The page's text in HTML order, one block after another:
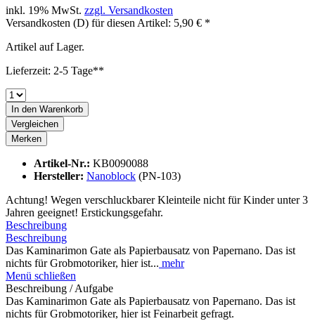
inkl. 19% MwSt. zzgl. Versandkosten
Versandkosten (D) für diesen Artikel: 5,90 € *
Artikel auf Lager.
Lieferzeit: 2-5 Tage**
In den Warenkorb
Vergleichen
Merken
Artikel-Nr.: KB0090088
Hersteller: Nanoblock (PN-103)
Achtung! Wegen verschluckbarer Kleinteile nicht für Kinder unter 3
Jahren geeignet! Erstickungsgefahr.
Beschreibung
Beschreibung
Das Kaminarimon Gate als Papierbausatz von Papernano. Das ist
nichts für Grobmotoriker, hier ist... mehr
Menü schließen
Beschreibung / Aufgabe
Das Kaminarimon Gate als Papierbausatz von Papernano. Das ist
nichts für Grobmotoriker, hier ist Feinarbeit gefragt.